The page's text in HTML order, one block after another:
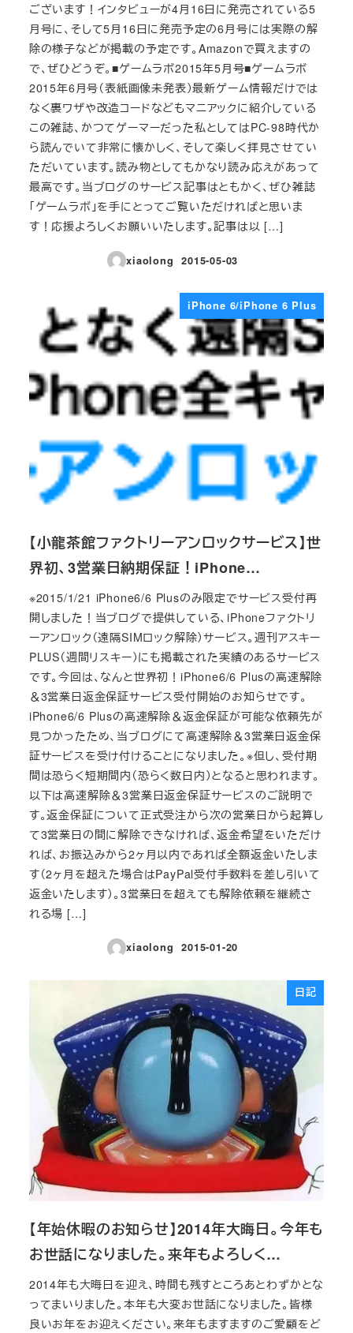
ございます！インタビューが4月16日に発売されている5
月号に、そして5月16日に発売予定の6月号には実際の解
除の様子などが掲載の予定です。Amazonで買えますの
で、ぜひどうぞ。■ゲームラボ2015年5月号■ゲームラボ
2015年6月号（表紙画像未発表）最新ゲーム情報だけでは
なく裏ワザや改造コードなどもマニアックに紹介している
この雑誌、かつてゲーマーだった私としてはPC-98時代か
ら読んでいて非常に懐かしく、そして楽しく拝見させてい
ただいています。読み物としてもかなり読み応えがあって
最高です。当ブログのサービス記事はともかく、ぜひ雑誌
「ゲームラボ」を手にとってご覧いただければと思いま
す！応援よろしくお願いいたします。記事は以 […]
xiaolong
投稿日
2015-05-03
iPhone 6/iPhone 6 Plus
【小龍茶館ファクトリーアンロックサービス】世
界初、3営業日納期保証！iPhone…
※2015/1/21 iPhone6/6 Plusのみ限定でサービス受付再
開しました！当ブログで提供している、iPhoneファクトリ
ーアンロック（遠隔SIMロック解除）サービス。週刊アスキー
PLUS（週間リスキー）にも掲載された実績のあるサービス
です。今回は、なんと世界初！iPhone6/6 Plusの高速解除
＆3営業日返金保証サービス受付開始のお知らせです。
iPhone6/6 Plusの高速解除＆返金保証が可能な依頼先が
見つかったため、当ブログにて高速解除＆3営業日返金保
証サービスを受け付けることになりました。※但し、受付期
間は恐らく短期間内（恐らく数日内）となると思われます。
以下は高速解除＆3営業日返金保証サービスのご説明で
す。返金保証について正式受注から次の営業日から起算し
て3営業日の間に解除できなければ、返金希望をいただけ
れば、お振込みから2ヶ月以内であれば全額返金いたしま
す（2ヶ月を超えた場合はPayPal受付手数料を差し引いて
返金いたします）。3営業日を超えても解除依頼を継続さ
れる場 […]
xiaolong
投稿日
2015-01-20
日記
【年始休暇のお知らせ】2014年大晦日。今年も
お世話になりました。来年もよろしく…
2014年も大晦日を迎え、時間も残すところあとわずかとな
ってまいりました。本年も大変お世話になりました。皆様
良いお年をお迎えください。来年もますますのご愛顧をど